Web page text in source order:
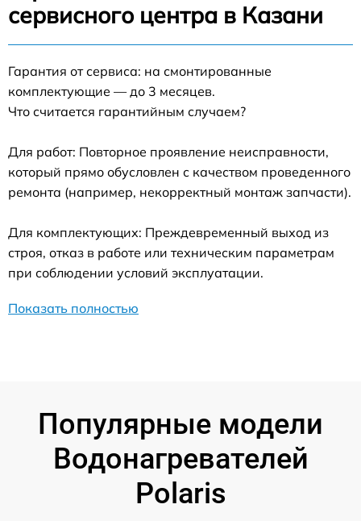
сервисного центра в Казани
Гарантия от сервиса: на смонтированные
комплектующие — до 3 месяцев.
Что считается гарантийным случаем?
Для работ: Повторное проявление неисправности,
который прямо обусловлен с качеством проведенного
ремонта (например, некорректный монтаж запчасти).
Для комплектующих: Преждевременный выход из
строя, отказ в работе или техническим параметрам
при соблюдении условий эксплуатации.
Показать полностью
Популярные модели
Водонагревателей
Polaris